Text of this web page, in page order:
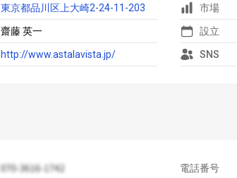
東京都品川区上大崎2-24-11-203
齋藤 英一
http://www.astalavista.jp/
市場
設立
SNS
電話番号